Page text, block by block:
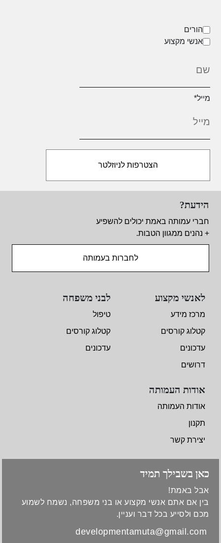
הורים
אנשי מקצוע
מייל*
הידעת?
חברי עמותה באמת יכולים להשפיע
+ נהנים ממגוון הטבות.
לחברות בעמותה
אודות העמותה
אודות העמותה
תקנון
יצירת קשר
לאנשי מקצוע
מרכז מידע
קטלוג קורסים
עדכונים
דרושים
לבני משפחה
טיפול
קטלוג קורסים
עדכונים
כאן בשבילך תמיד
אבל באמת!
בין אם אתם אנשי מקצוע או בני משפחה, נשמח לשמוע
מכם ולסייע בכל דבר ועניין.
developmentamuta@gmail.com